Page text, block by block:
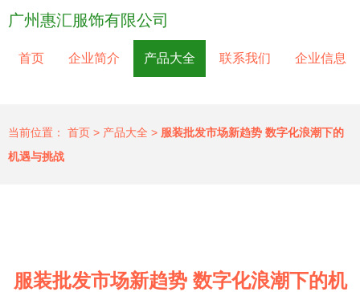
广州惠汇服饰有限公司
首页 企业简介 产品大全 联系我们 企业信息
当前位置： 首页 > 产品大全 > 服装批发市场新趋势 数字化浪潮下的
机遇与挑战
服装批发市场新趋势 数字化浪潮下的机